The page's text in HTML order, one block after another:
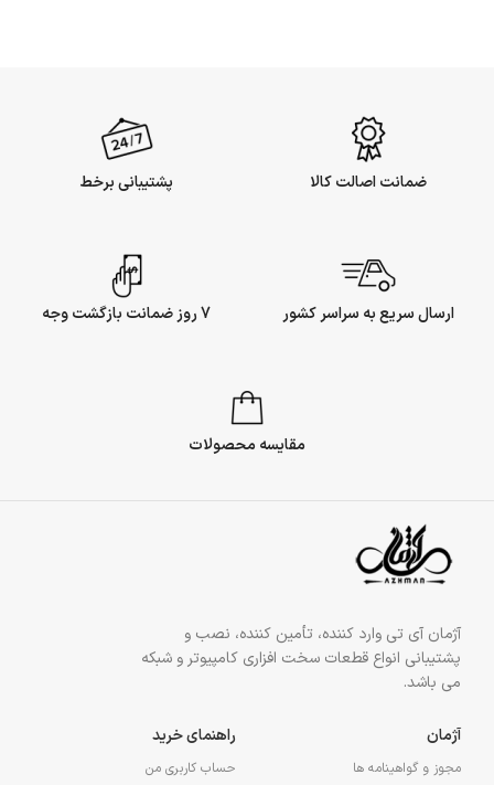
ضمانت اصالت کالا پشتیبانی برخط
ارسال سریع به سراسر کشور 7 روز ضمانت بازگشت وجه
مقایسه محصولات
آژمان آی تی وارد کننده، تأمین کننده، نصب و
پشتیبانی انواع قطعات سخت افزاری کامپیوتر و شبکه
می باشد.
آژمان
مجوز و گواهینامه ها
راهنمای خرید
حساب کاربری من